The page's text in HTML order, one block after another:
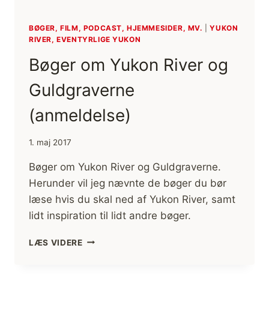
BØGER, FILM, PODCAST, HJEMMESIDER, MV. |YUKON
RIVER, EVENTYRLIGE YUKON
Bøger om Yukon River og
Guldgraverne
(anmeldelse)
1. maj 2017
Bøger om Yukon River og Guldgraverne.
Herunder vil jeg nævnte de bøger du bør
læse hvis du skal ned af Yukon River, samt
lidt inspiration til lidt andre bøger.
LÆS VIDEREBØGER